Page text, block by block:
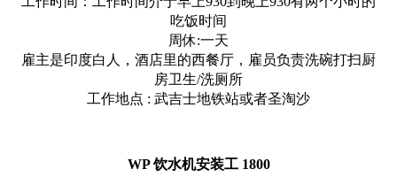
吃饭时间
周休:一天
雇主是印度白人，酒店里的西餐厅，雇员负责洗碗打扫厨
房卫生/洗厕所
工作地点 : 武吉士地铁站或者圣淘沙
WP 饮水机安装工 1800